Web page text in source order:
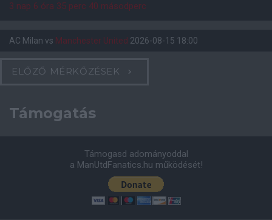
3 nap 6 óra 35 perc 39 másodperc
AC Milan vs Manchester United 2026-08-15 18:00
ELŐZŐ MÉRKŐZÉSEK
Támogatás
Támogasd adományoddal
a ManUtdFanatics.hu működését!